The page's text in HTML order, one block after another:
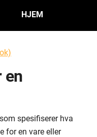
HJEM
en
spesifiserer hva
for en vare eller